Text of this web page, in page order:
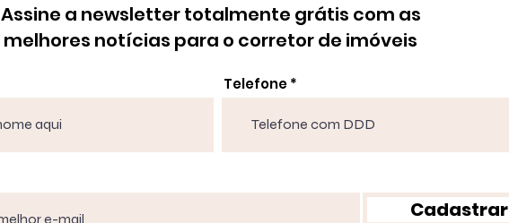
Assine a newsletter totalmente grátis com as
melhores notícias para o corretor de imóveis
Telefone
Cadastrar